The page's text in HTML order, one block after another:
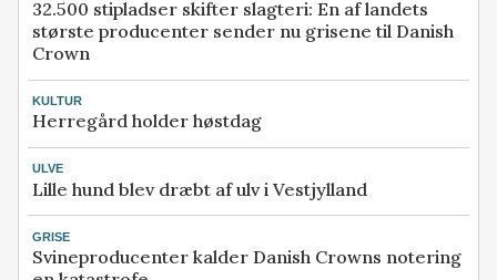
32.500 stipladser skifter slagteri: En af landets
største producenter sender nu grisene til Danish
Crown
KULTUR
Herregård holder høstdag
ULVE
Lille hund blev dræbt af ulv i Vestjylland
GRISE
Svineproducenter kalder Danish Crowns notering